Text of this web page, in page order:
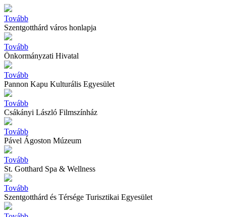
Tovább
Szentgotthárd város honlapja
Tovább
Önkormányzati Hivatal
Tovább
Pannon Kapu Kulturális Egyesület
Tovább
Csákányi László Filmszínház
Tovább
Pável Ágoston Múzeum
Tovább
St. Gotthard Spa & Wellness
Tovább
Szentgotthárd és Térsége Turisztikai Egyesület